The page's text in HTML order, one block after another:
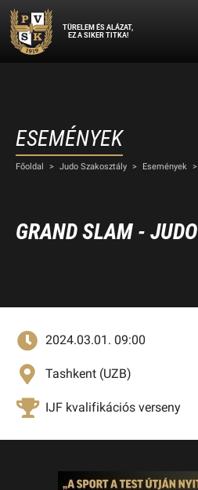
TÜRELEM ÉS ALÁZAT,
EZ A SIKER TITKA!
ESEMÉNYEK
Főoldal > Judo Szakosztály > Események >
GRAND SLAM - JUDO
2024.03.01. 09:00
Tashkent (UZB)
IJF kvalifikációs verseny